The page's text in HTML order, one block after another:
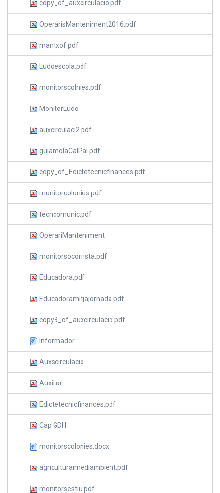
copy_of_auxcirculacio.pdf
OperarisManteniment2016.pdf
mantxof.pdf
Ludoescola.pdf
monitorscolnies.pdf
MonitorLudo
auxcirculaci2.pdf
guiamolaCalPal.pdf
copy_of_Edictetecnicfinances.pdf
monitorcolonies.pdf
tecncomunic.pdf
OperariManteniment
monitorsocorrista.pdf
Educadora.pdf
Educadoramitjajornada.pdf
copy3_of_auxcirculacio.pdf
Informador
Auxscirculacio
Auxiliar
Edictetecnicfinances.pdf
Cap GDH
monitorscolonies.docx
agriculturaimediambient.pdf
monitorsestiu.pdf